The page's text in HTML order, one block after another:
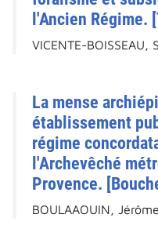
l'Ancien Régime.
VICENTE-BOISSEAU,
La mense
établissement
régime
l'Archevêché
Provence.
BOULAAOUIN,